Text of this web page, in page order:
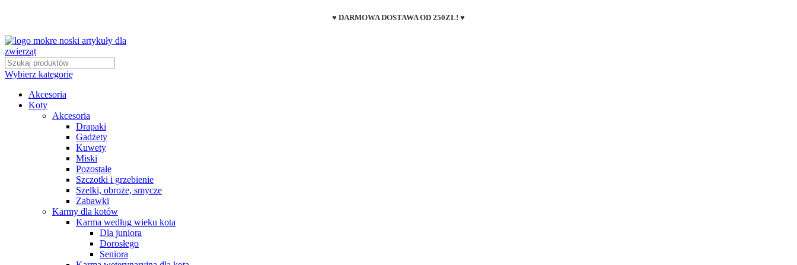
♥ DARMOWA DOSTAWA OD 250ZŁ! ♥
Wybierz kategorię
Akcesoria
Koty
Akcesoria
Drapaki
Gadżety
Kuwety
Miski
Pozostałe
Szczotki i grzebienie
Szelki, obroże, smycze
Zabawki
Karmy dla kotów
Karma według wieku kota
Dla juniora
Dorosłego
Seniora